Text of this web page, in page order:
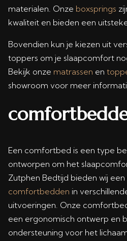
materialen. Onze boxsprings
kwaliteit en bieden een
Bovendien kun je kiezen uit
toppers om je slaapcomfort
Bekijk onze matrassen en
showroom voor meer
Een comfortbed is een type
ontworpen om het
Zutphen Bedtijd bieden wij
comfortbedden in
uitvoeringen. Onze
een ergonomisch ontwerp en
ondersteuning voor het